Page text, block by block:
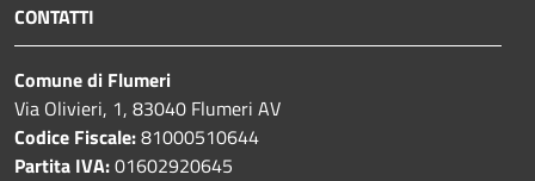
CONTATTI
Comune di Flumeri
Via Olivieri, 1, 83040 Flumeri AV
Codice Fiscale:81000510644
Partita IVA:01602920645